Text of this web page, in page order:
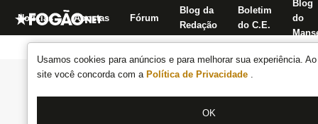
Usamos cookies para anúncios e para melhorar sua experiência.
site você concorda com a Política de Privacidade .
OK
Notícias Apostas Fórum
Blog da
Redação
Boletim
do C.E.
Blog
do